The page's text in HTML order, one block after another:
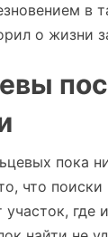
в
о жизни
пока
что поиски
участок, где